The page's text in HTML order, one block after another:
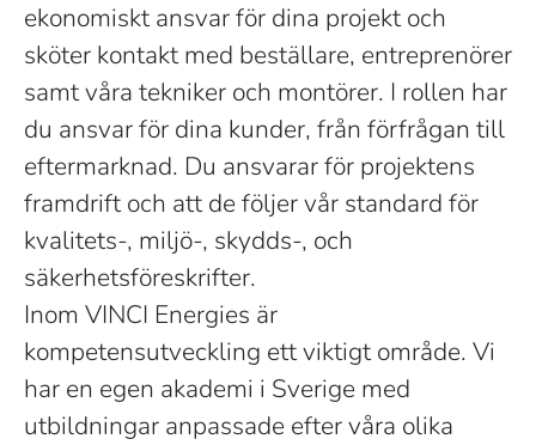
ekonomiskt ansvar för dina projekt och
sköter kontakt med beställare, entreprenörer
samt våra tekniker och montörer. I rollen har
du ansvar för dina kunder, från förfrågan till
eftermarknad. Du ansvarar för projektens
framdrift och att de följer vår standard för
kvalitets-, miljö-, skydds-, och
säkerhetsföreskrifter.
Inom VINCI Energies är
kompetensutveckling ett viktigt område. Vi
har en egen akademi i Sverige med
utbildningar anpassade efter våra olika